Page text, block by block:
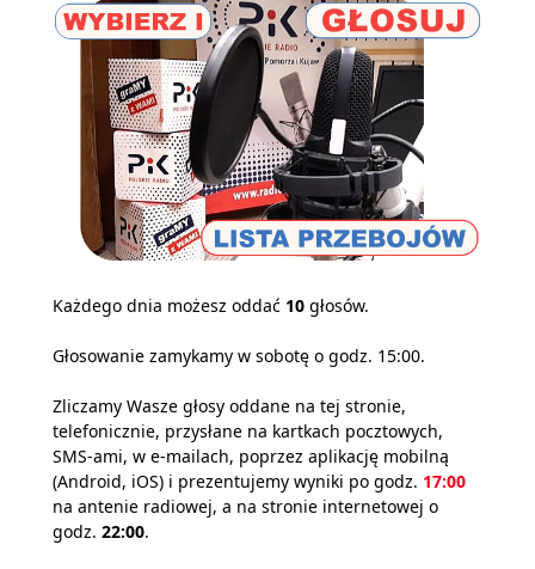
Każdego dnia możesz oddać 10 głosów.
Głosowanie zamykamy w sobotę o godz. 15:00.
Zliczamy Wasze głosy oddane na tej stronie,
telefonicznie, przysłane na kartkach pocztowych,
SMS-ami, w e-mailach, poprzez aplikację mobilną
(Android, iOS) i prezentujemy wyniki po godz. 17:00
na antenie radiowej, a na stronie internetowej o
godz. 22:00.